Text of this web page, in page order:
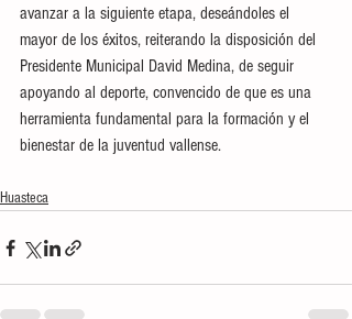
avanzar a la siguiente etapa, deseándoles el
mayor de los éxitos, reiterando la disposición del
Presidente Municipal David Medina, de seguir
apoyando al deporte, convencido de que es una
herramienta fundamental para la formación y el
bienestar de la juventud vallense.
Huasteca